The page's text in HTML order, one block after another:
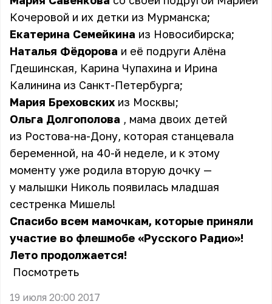
Кочеровой и их детки из Мурманска;
Екатерина Семейкина из Новосибирска;
Наталья Фёдорова и её подруги Алёна
Гдешинская, Карина Чупахина и Ирина
Калинина из Санкт-Петербурга;
Мария Бреховских из Москвы;
Ольга Долгополова , мама двоих детей
из Ростова-на-Дону, которая станцевала
беременной, на 40-й неделе, и к этому
моменту уже родила вторую дочку —
у малышки Николь появилась младшая
сестренка Мишель!
Спасибо всем мамочкам, которые приняли
участие во флешмобе «Русского Радио»!
Лето продолжается!
Посмотреть
19 июля 20:00 2017